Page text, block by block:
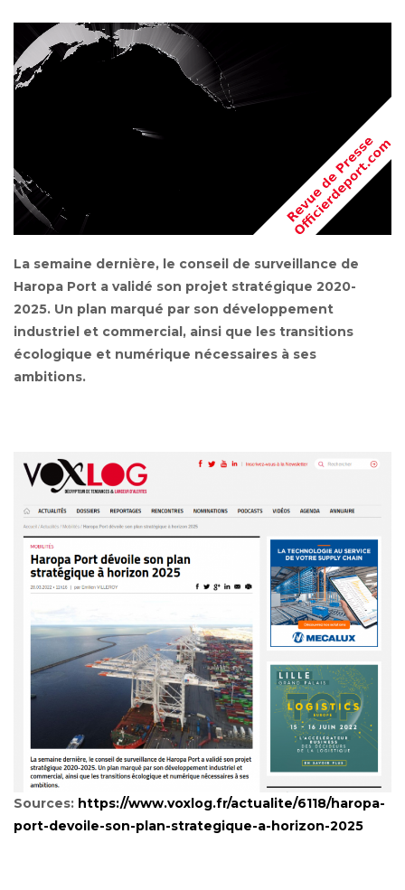
La semaine dernière, le conseil de surveillance de
Haropa Port a validé son projet stratégique 2020-
2025. Un plan marqué par son développement
industriel et commercial, ainsi que les transitions
écologique et numérique nécessaires à ses
ambitions.
Sources: https://www.voxlog.fr/actualite/6118/haropa-
port-devoile-son-plan-strategique-a-horizon-2025